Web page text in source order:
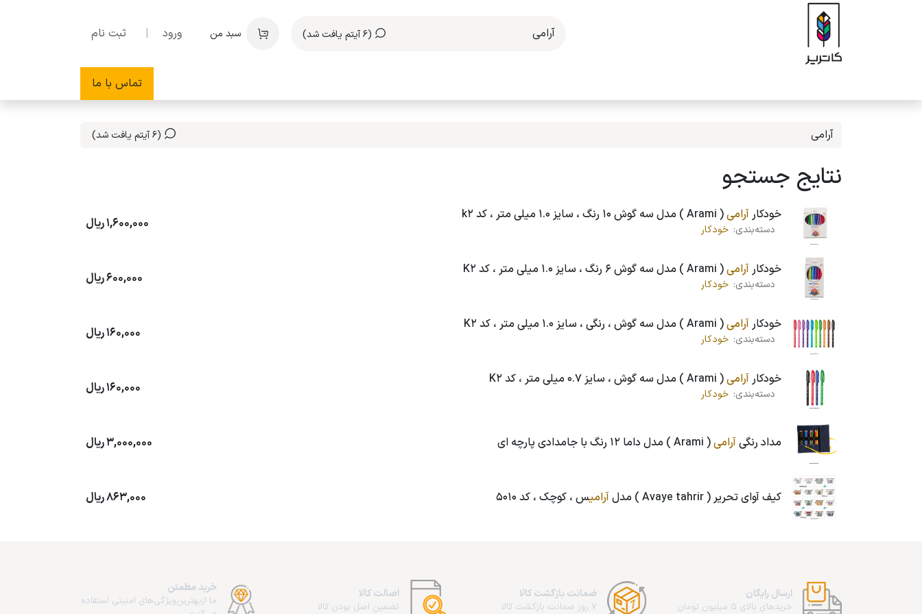
صرف نظر و مشاهده محتوا
(6 آیتم یافت شد) سبد من ورود | ثبت نام
تماس با ما
(6 آیتم یافت شد)
نتایج جستجو
خودکارآرامی( Arami ) مدل سه گوش 10 رنگ ، سایز 1.0 میلی متر ، کد k2
دسته‌بندی: خودکار 1,600,000ریال
خودکارآرامی( Arami ) مدل سه گوش 6 رنگ ، سایز 1.0 میلی متر ، کد K2
دسته‌بندی: خودکار 600,000ریال
خودکارآرامی( Arami ) مدل سه گوش ، رنگی ، سایز 1.0 میلی متر ، کد K2
دسته‌بندی: خودکار 160,000ریال
خودکارآرامی( Arami ) مدل سه گوش ، سایز 0.7 میلی متر ، کد K2
دسته‌بندی: خودکار 160,000ریال
مداد رنگیآرامی( Arami ) مدل داما 12 رنگ با جامدادی پارچه ای 3,000,000ریال
کیف آوای تحریر ( Avaye tahrir ) مدل آرامیس ، کوچک ، کد 5010 863,000ریال
ارسال رایگان
خریدهای بالای 5 میلیون تومان
ضمانت بازگشت کالا
7 روز ضمانت بازگشت کالا
اصالت کالا
تضمین اصل بودن کالا
خرید مطمئن
ما از‌بهترین‌ویژگی‌های امنیتی استفاده